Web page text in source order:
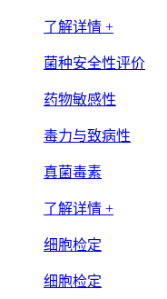
了解详情 +
菌种安全性评价
药物敏感性
毒力与致病性
真菌毒素
了解详情 +
细胞检定
细胞检定